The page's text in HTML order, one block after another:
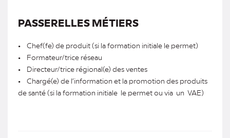
PASSERELLES MÉTIERS
• Chef(fe) de produit (si la formation initiale le permet)
• Formateur/trice réseau
• Directeur/trice régional(e) des ventes
• Chargé(e) de l’information et la promotion des produits
de santé (si la formation initiale le permet ou via un VAE)